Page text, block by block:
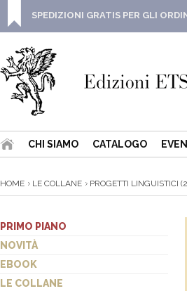
SPEDIZIONI GRATIS PER GLI
CHI SIAMO CATALOGO
HOME LE COLLANE PROGETTI LINGUISTICI
PRIMO PIANO
NOVITÀ
EBOOK
LE COLLANE